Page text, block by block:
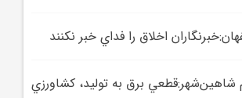
اخلاق را فداي خبر نکنند
شاهين‌شهر:قطعي برق به توليد، کشاورزي